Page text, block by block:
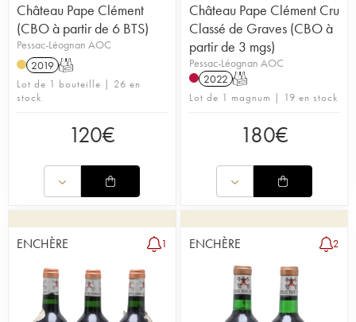
Château Pape Clément
(CBO à partir de 6 BTS)
Pessac-Léognan AOC
2019 T
Lot de 1 bouteille | 26 en
stock
120€
Château Pape Clément Cru
Classé de Graves (CBO à
partir de 3 mgs)
Pessac-Léognan AOC
2022 T
Lot de 1 magnum | 19 en stock
180€
ENCHÈRE 1 ENCHÈRE 2